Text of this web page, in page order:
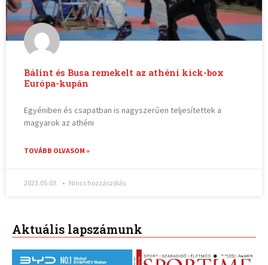
Bálint és Busa remekelt az athéni kick-box
Európa-kupán
Egyéniben és csapatban is nagyszerűen teljesítettek a
magyarok az athéni
TOVÁBB OLVASOM »
2023.05.03. Nincs hozzászólás
Aktuális lapszámunk